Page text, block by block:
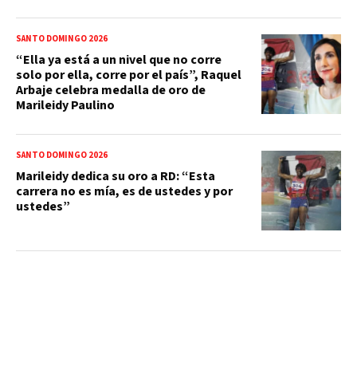
SANTO DOMINGO 2026
“Ella ya está a un nivel que no corre
solo por ella, corre por el país”, Raquel
Arbaje celebra medalla de oro de
Marileidy Paulino
SANTO DOMINGO 2026
Marileidy dedica su oro a RD: “Esta
carrera no es mía, es de ustedes y por
ustedes”